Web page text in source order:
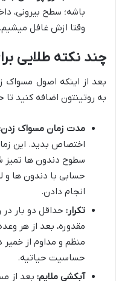
باشه؛ سطح بیرونی،
وقتا ازش غافل میشیم.
چند نکته طلایی
بعد از اینکه اصول مسواک
به روتینتون اضافه کنید تا
مدت زمان مسواک
اختصاص بدید. این
سطوح دندون ها تمیز
حسابی با دندون ها و
انجام دادن.
تکرار: حداقل دو بار
مقدوره، بعد از هر
منظم و مداوم از خمیر
حساسیت حیاتیه.
آبکشی ملایم: بعد از